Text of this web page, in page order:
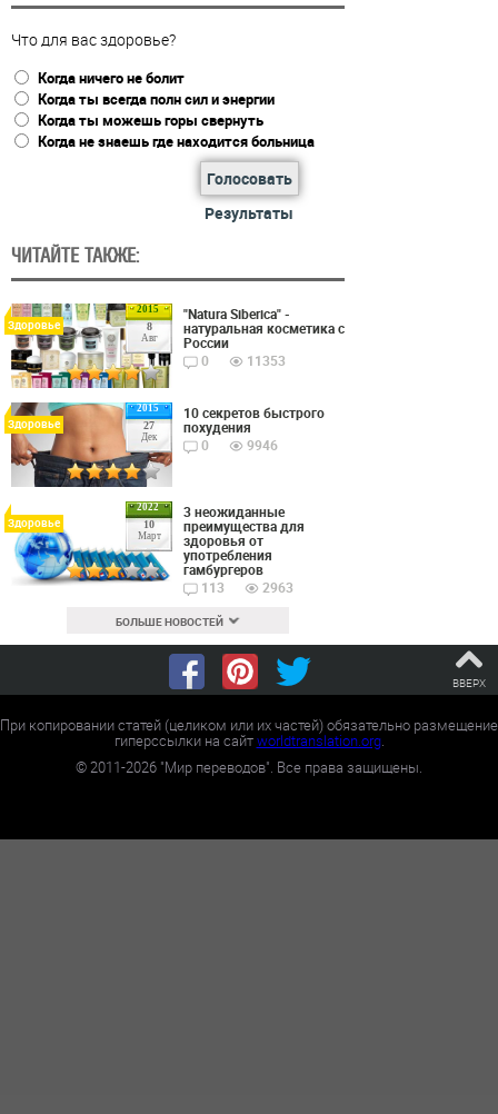
Что для вас здоровье?
Когда ничего не болит
Когда ты всегда полн сил и энергии
Когда ты можешь горы свернуть
Когда не знаешь где находится больница
Голосовать
Результаты
ЧИТАЙТЕ ТАКЖЕ:
2015
8
Авг
Здоровье
"Natura Siberica" -
натуральная косметика с
России
0
11353
2015
27
Дек
Здоровье
10 секретов быстрого
похудения
0
9946
2022
10
Март
Здоровье
3 неожиданные
преимущества для
здоровья от
употребления
гамбургеров
113
2963
БОЛЬШЕ НОВОСТЕЙ
ВВЕРХ
При копировании статей (целиком или их частей) обязательно размещение
гиперссылки на сайтworldtranslation.org.
©2011-2026 "Мир переводов". Все права защищены.